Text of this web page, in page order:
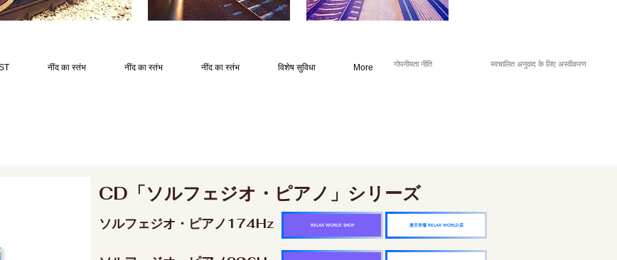
नींद का स्तंभ नींद का स्तंभ नींद का स्तंभ विशेष सुविधा More गोपनीयता नीति स्वचालित अनुवाद के लिए अस्वीकरण
CD「ソルフェジオ・ピアノ」シリーズ
ソルフェジオ・ピアノ174Hz 楽天市場 RELAX WORLD店
RELAX WORLD SHOP